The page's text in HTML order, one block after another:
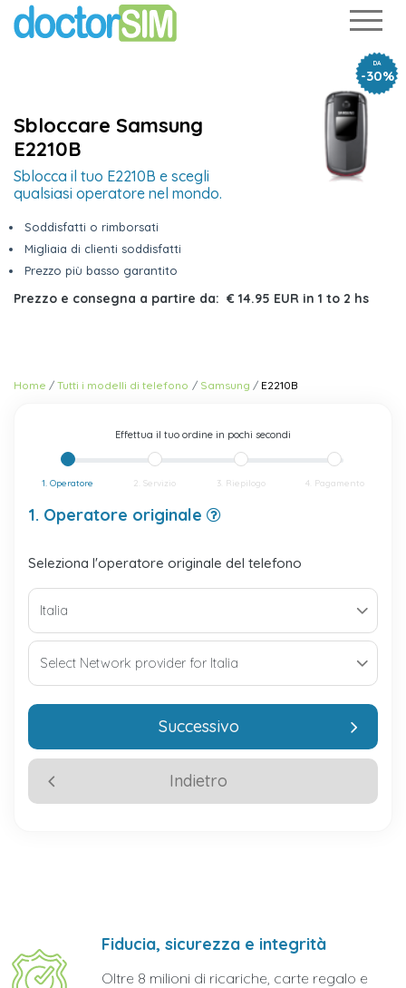
DA
-30%
Sbloccare Samsung
E2210B
Sblocca il tuo E2210B e scegli
qualsiasi operatore nel mondo.
Soddisfatti o rimborsati
Migliaia di clienti soddisfatti
Prezzo più basso garantito
Prezzo e consegna a partire da: € 14.95 EUR in 1 to 2 hs
Home Tutti i modelli di telefono Samsung E2210B
Effettua il tuo ordine in pochi secondi
1. Operatore 2. Servizio 3. Riepilogo 4. Pagamento
1. Operatore originale
Seleziona l'operatore originale del telefono
Indietro
Successivo
Fiducia, sicurezza e integrità
Oltre 8 milioni di ricariche, carte regalo e